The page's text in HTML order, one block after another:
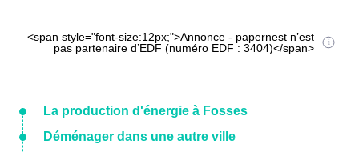
<span style="font-size:12px;">Annonce - papernest n’est
pas partenaire d’EDF (numéro EDF : 3404)</span>
La production d'énergie à Fosses
Déménager dans une autre ville